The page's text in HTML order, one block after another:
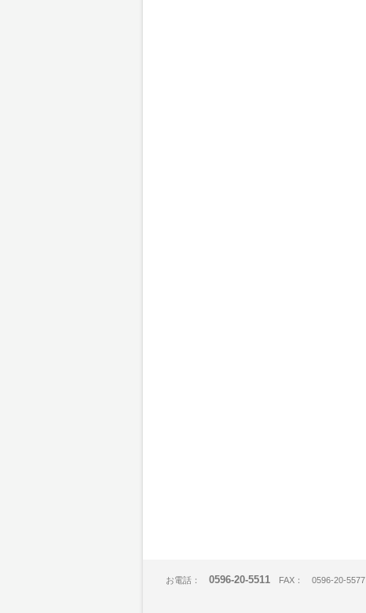
お電話：0596-20-5511 FAX： 0596-20-5577